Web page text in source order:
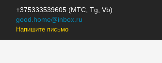
+375333539605 (МТС, Tg, Vb)
good.home@inbox.ru
Напишите письмо